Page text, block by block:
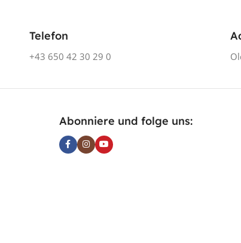
Telefon
+43 650 42 30 29 0
Abonniere und folge uns: